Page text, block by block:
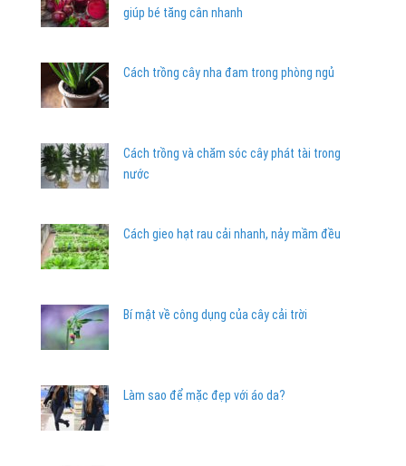
giúp bé tăng cân nhanh
Cách trồng cây nha đam trong phòng ngủ
Cách trồng và chăm sóc cây phát tài trong
nước
Cách gieo hạt rau cải nhanh, nảy mầm đều
Bí mật về công dụng của cây cải trời
Làm sao để mặc đẹp với áo da?